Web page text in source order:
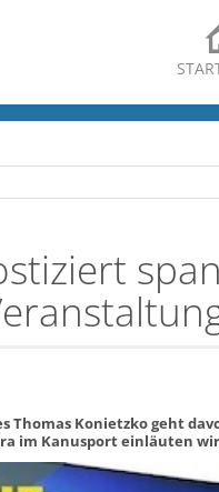
Konietzko geht
im Kanusport einläuten